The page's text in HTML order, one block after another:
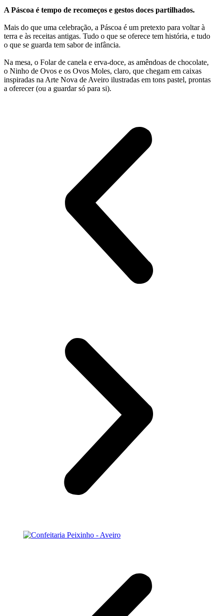
A Páscoa é tempo de recomeços e gestos doces partilhados.
Mais do que uma celebração, a Páscoa é um pretexto para voltar à
terra e às receitas antigas. Tudo o que se oferece tem história, e tudo
o que se guarda tem sabor de infância.
Na mesa, o Folar de canela e erva-doce, as amêndoas de chocolate,
o Ninho de Ovos e os Ovos Moles, claro, que chegam em caixas
inspiradas na Arte Nova de Aveiro ilustradas em tons pastel, prontas
a oferecer (ou a guardar só para si).